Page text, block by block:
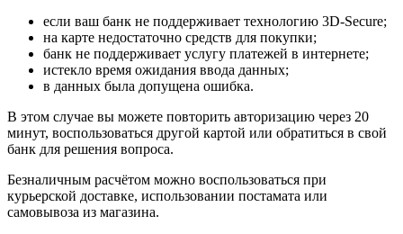
если ваш банк не поддерживает технологию 3D-Secure;
на карте недостаточно средств для покупки;
банк не поддерживает услугу платежей в интернете;
истекло время ожидания ввода данных;
в данных была допущена ошибка.
В этом случае вы можете повторить авторизацию через 20
минут, воспользоваться другой картой или обратиться в свой
банк для решения вопроса.
Безналичным расчётом можно воспользоваться при
курьерской доставке, использовании постамата или
самовывоза из магазина.